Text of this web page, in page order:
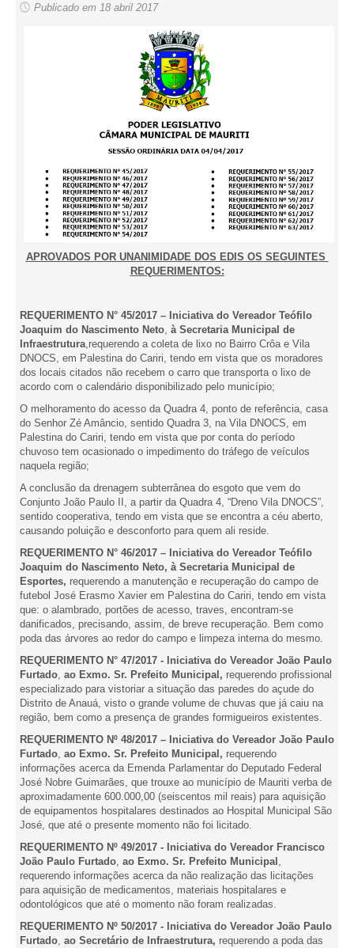
Publicado em 18 abril 2017
APROVADOS POR UNANIMIDADE DOS EDIS OS SEGUINTES
REQUERIMENTOS:
REQUERIMENTO N° 45/2017 – Iniciativa do Vereador Teófilo
Joaquim do Nascimento Neto, à Secretaria Municipal de
Infraestrutura,requerendo a coleta de lixo no Bairro Crôa e Vila
DNOCS, em Palestina do Cariri, tendo em vista que os moradores
dos locais citados não recebem o carro que transporta o lixo de
acordo com o calendário disponibilizado pelo município;
O melhoramento do acesso da Quadra 4, ponto de referência, casa
do Senhor Zé Amâncio, sentido Quadra 3, na Vila DNOCS, em
Palestina do Cariri, tendo em vista que por conta do período
chuvoso tem ocasionado o impedimento do tráfego de veículos
naquela região;
A conclusão da drenagem subterrânea do esgoto que vem do
Conjunto João Paulo II, a partir da Quadra 4, “Dreno Vila DNOCS”,
sentido cooperativa, tendo em vista que se encontra a céu aberto,
causando poluição e desconforto para quem ali reside.
REQUERIMENTO N° 46/2017 – Iniciativa do Vereador Teófilo
Joaquim do Nascimento Neto, à Secretaria Municipal de
Esportes, requerendo a manutenção e recuperação do campo de
futebol José Erasmo Xavier em Palestina do Cariri, tendo em vista
que: o alambrado, portões de acesso, traves, encontram-se
danificados, precisando, assim, de breve recuperação. Bem como
poda das árvores ao redor do campo e limpeza interna do mesmo.
REQUERIMENTO N° 47/2017 - Iniciativa do Vereador João Paulo
Furtado, ao Exmo. Sr. Prefeito Municipal, requerendo profissional
especializado para vistoriar a situação das paredes do açude do
Distrito de Anauá, visto o grande volume de chuvas que já caiu na
região, bem como a presença de grandes formigueiros existentes.
REQUERIMENTO Nº 48/2017 – Iniciativa do Vereador João Paulo
Furtado, ao Exmo. Sr. Prefeito Municipal, requerendo
informações acerca da Emenda Parlamentar do Deputado Federal
José Nobre Guimarães, que trouxe ao município de Mauriti verba de
aproximadamente 600.000,00 (seiscentos mil reais) para aquisição
de equipamentos hospitalares destinados ao Hospital Municipal São
José, que até o presente momento não foi licitado.
REQUERIMENTO Nº 49/2017 - Iniciativa do Vereador Francisco
João Paulo Furtado, ao Exmo. Sr. Prefeito Municipal ,
requerendo informações acerca da não realização das licitações
para aquisição de medicamentos, materiais hospitalares e
odontológicos que até o momento não foram realizadas.
REQUERIMENTO Nº 50/2017 - Iniciativa do Vereador João Paulo
Furtado, ao Secretário de Infraestrutura, requerendo a poda das